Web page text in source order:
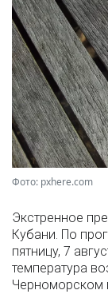
Фото: pxhere.com
Экстренное
Кубани. По
пятницу, 7
температура
Черноморском